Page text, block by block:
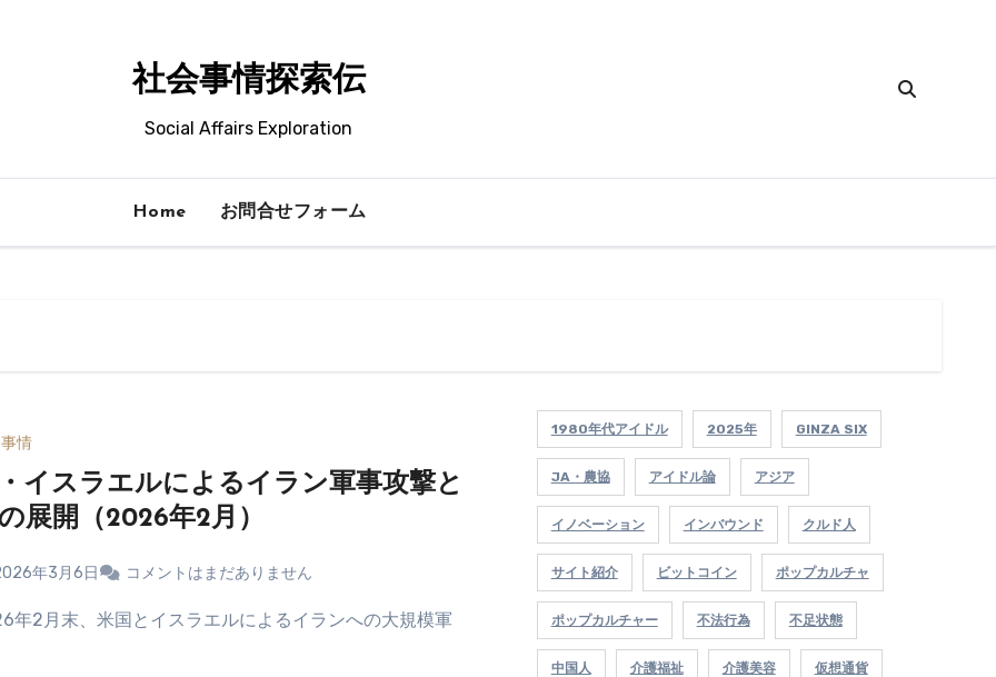
社会事情探索伝
Social Affairs Exploration
Home お問合せフォーム
情
イスラエルによるイラン軍事攻撃と
展開（2026年2月）
年3月6日 コメントはまだありません
1980年代アイドル 2025年 GINZA SIX
JA・農協 アイドル論 アジア
イノベーション インバウンド クルド人
サイト紹介 ビットコイン ポップカルチャ
ポップカルチャー 不法行為 不足状態
中国人 介護福祉 介護美容 仮想通貨